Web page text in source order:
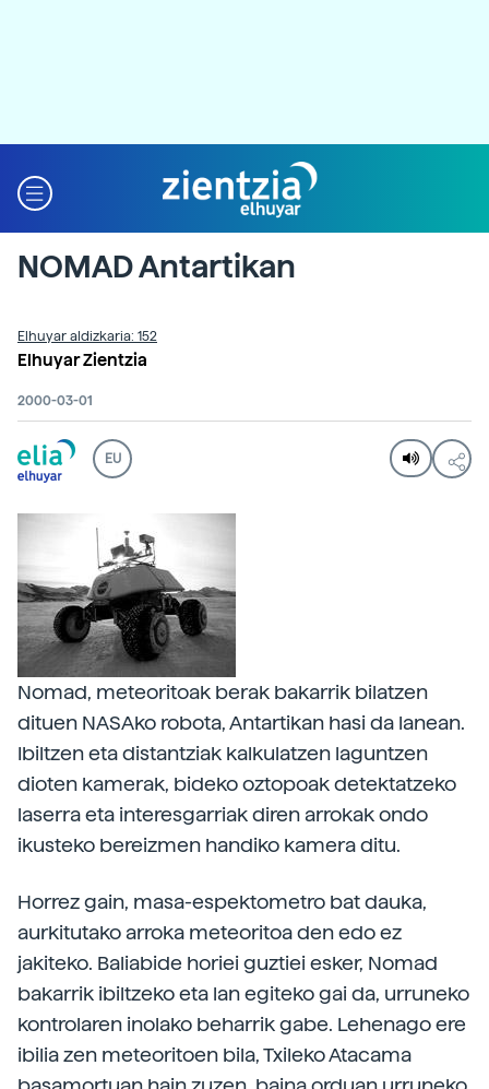
NOMAD Antartikan
Elhuyar aldizkaria: 152
Elhuyar Zientzia
2000-03-01
EU
Nomad, meteoritoak berak bakarrik bilatzen
dituen NASAko robota, Antartikan hasi da lanean.
Ibiltzen eta distantziak kalkulatzen laguntzen
dioten kamerak, bideko oztopoak detektatzeko
laserra eta interesgarriak diren arrokak ondo
ikusteko bereizmen handiko kamera ditu.
Horrez gain, masa-espektometro bat dauka,
aurkitutako arroka meteoritoa den edo ez
jakiteko. Baliabide horiei guztiei esker, Nomad
bakarrik ibiltzeko eta lan egiteko gai da, urruneko
kontrolaren inolako beharrik gabe. Lehenago ere
ibilia zen meteoritoen bila, Txileko Atacama